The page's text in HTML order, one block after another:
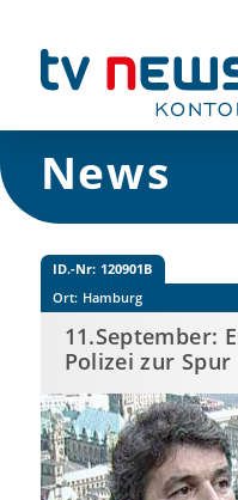
News
ID.-Nr: 120901B
Ort: Hamburg
11.September:
Polizei zur